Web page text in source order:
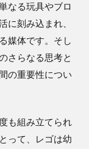
なる玩具やブロ
に刻み込まれ、
媒体です。そし
さらなる思考と
の重要性につい
も組み立てられ
って、レゴは幼